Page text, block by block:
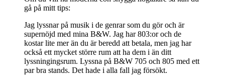
gå på mitt tips:
Jag lyssnar på musik i de genrar som du gör och är
supernöjd med mina B&W. Jag har 803:or och de
kostar lite mer än du är beredd att betala, men jag har
också ett mycket större rum att ha dem i än ditt
lyssningingsrum. Lyssna på B&W 705 och 805 med ett
par bra stands. Det hade i alla fall jag försökt.